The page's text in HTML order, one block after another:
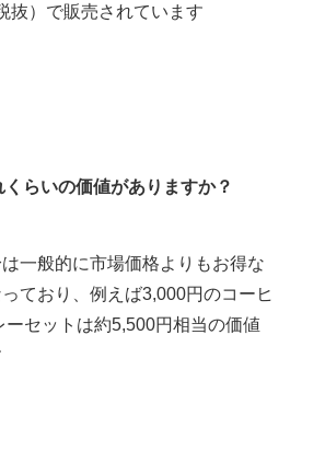
抜）で販売されています
くらいの価値がありますか？
一般的に市場価格よりもお得な
ており、例えば3,000円のコーヒ
ーセットは約5,500円相当の価値